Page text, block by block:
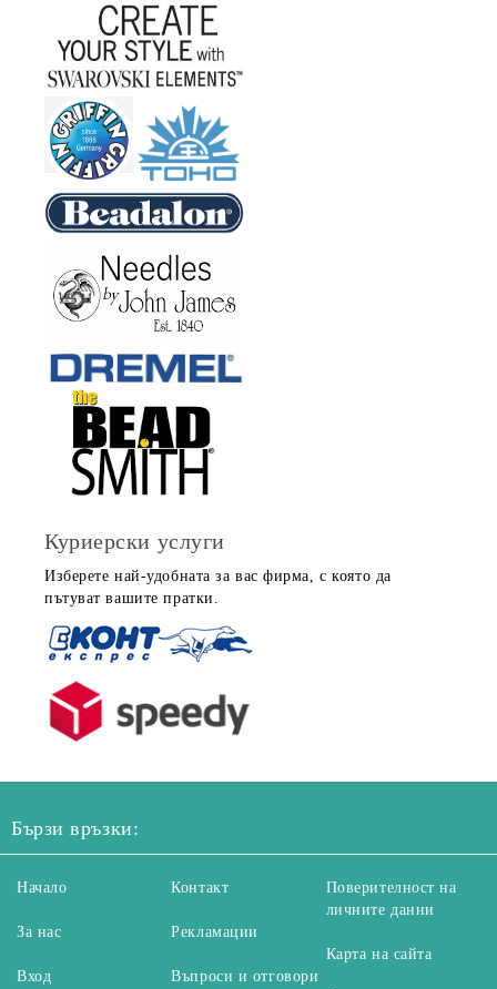
Куриерски услуги
Изберете най-удобната за вас фирма, с която да
пътуват вашите пратки.
Бързи връзки:
Начало
За нас
Вход
Контакт
Рекламации
Въпроси и отговори
Поверителност на
личните данни
Карта на сайта